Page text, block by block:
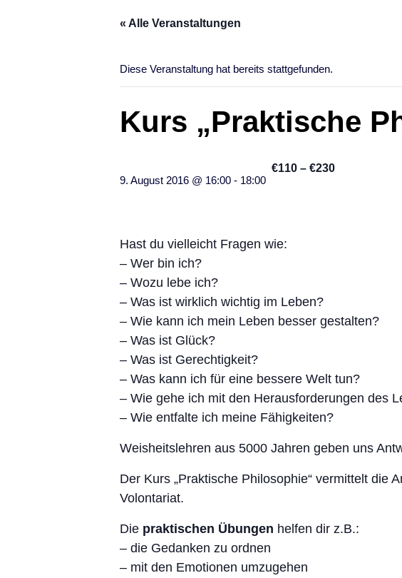
« Alle Veranstaltungen
Diese Veranstaltung hat bereits stattgefunden.
Kurs „Praktische
9. August 2016 @ 16:00 - 18:00
€110 – €230
Hast du vielleicht Fragen wie:
– Wer bin ich?
– Wozu lebe ich?
– Was ist wirklich wichtig im Leben?
– Wie kann ich mein Leben besser gestalten?
– Was ist Glück?
– Was ist Gerechtigkeit?
– Was kann ich für eine bessere Welt tun?
– Wie gehe ich mit den Herausforderungen des
– Wie entfalte ich meine Fähigkeiten?
Weisheitslehren aus 5000 Jahren geben uns
Der Kurs „Praktische Philosophie“ vermittelt die
Volontariat.
Die praktischen Übungen helfen dir z.B.:
– die Gedanken zu ordnen
– mit den Emotionen umzugehen